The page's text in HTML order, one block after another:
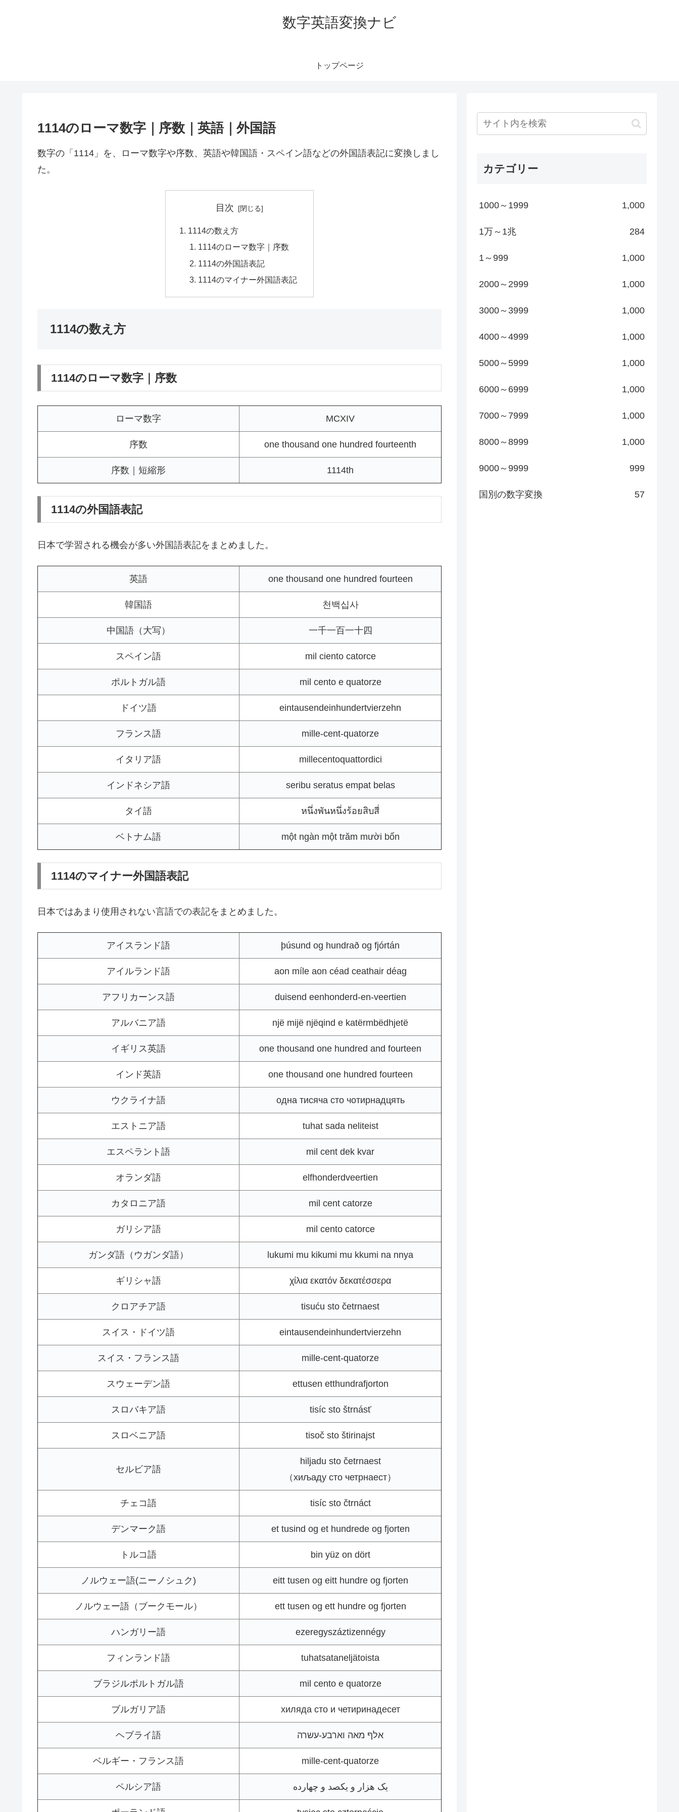
数字英語変換ナビ
トップページ
1114のローマ数字｜序数｜英語｜外国語
数字の「1114」を、ローマ数字や序数、英語や韓国語・スペイン語などの外国語表記に変換しまし
た。
目次
1114の数え方
1114のローマ数字｜序数
1114の外国語表記
1114のマイナー外国語表記
1114の数え方
1114のローマ数字｜序数
ローマ数字 MCXIV
序数 one thousand one hundred fourteenth
序数｜短縮形 1114th
1114の外国語表記
日本で学習される機会が多い外国語表記をまとめました。
英語 one thousand one hundred fourteen
韓国語 천백십사
中国語（大写） 一千一百一十四
スペイン語 mil ciento catorce
ポルトガル語 mil cento e quatorze
ドイツ語 eintausendeinhundertvierzehn
フランス語 mille-cent-quatorze
イタリア語 millecentoquattordici
インドネシア語 seribu seratus empat belas
タイ語 หนึ่งพันหนึ่งร้อยสิบสี่
ベトナム語 một ngàn một trăm mười bốn
1114のマイナー外国語表記
日本ではあまり使用されない言語での表記をまとめました。
アイスランド語 þúsund og hundrað og fjórtán
アイルランド語 aon míle aon céad ceathair déag
アフリカーンス語 duisend eenhonderd-en-veertien
アルバニア語 një mijë njëqind e katërmbëdhjetë
イギリス英語 one thousand one hundred and fourteen
インド英語 one thousand one hundred fourteen
ウクライナ語 одна тисяча сто чотирнадцять
エストニア語 tuhat sada neliteist
エスペラント語 mil cent dek kvar
オランダ語 elfhonderdveertien
カタロニア語 mil cent catorze
ガリシア語 mil cento catorce
ガンダ語（ウガンダ語） lukumi mu kikumi mu kkumi na nnya
ギリシャ語 χίλια εκατόv δεκατέσσερα
クロアチア語 tisuću sto četrnaest
スイス・ドイツ語 eintausendeinhundertvierzehn
スイス・フランス語 mille-cent-quatorze
スウェーデン語 ettusen etthundrafjorton
スロバキア語 tisíc sto štrnásť
スロベニア語 tisoč sto štirinajst
セルビア語
hiljadu sto četrnaest
（хиљаду сто четрнаест）
チェコ語 tisíc sto čtrnáct
デンマーク語 et tusind og et hundrede og fjorten
トルコ語 bin yüz on dört
ノルウェー語(ニーノシュク) eitt tusen og eitt hundre og fjorten
ノルウェー語（ブークモール） ett tusen og ett hundre og fjorten
ハンガリー語 ezeregyszáztizennégy
フィンランド語 tuhatsataneljätoista
ブラジルポルトガル語 mil cento e quatorze
ブルガリア語 хиляда сто и четиринадесет
ヘブライ語 אלף מאה וארבע-עשרה
ベルギー・フランス語 mille-cent-quatorze
ペルシア語 یک هزار و یکصد و چهارده
カテゴリー
1000～1999 1,000
1万～1兆 284
1～999 1,000
2000～2999 1,000
3000～3999 1,000
4000～4999 1,000
5000～5999 1,000
6000～6999 1,000
7000～7999 1,000
8000～8999 1,000
9000～9999 999
国別の数字変換 57